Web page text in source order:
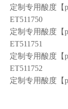
定制专用酸度【
ET511750
定制专用酸度【
ET511751
定制专用酸度【
ET511752
定制专用酸度【